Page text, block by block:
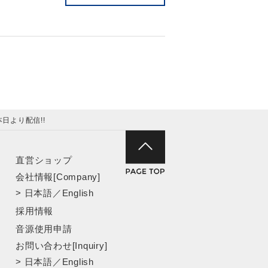
より配信!!
直営ショップ
会社情報[Company]
> 日本語 ／ English
採用情報
音源使用申請
お問い合わせ[Inquiry]
> 日本語 ／ English